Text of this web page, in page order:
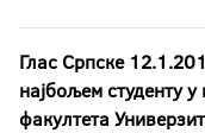
Глас Српске
најбољем студенту у
факултета